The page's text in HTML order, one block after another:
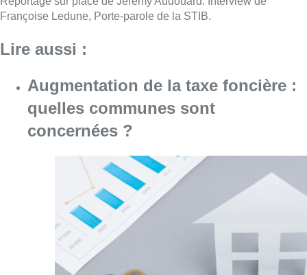
Françoise Ledune, Porte-parole de la STIB.
Lire aussi :
Augmentation de la taxe foncière :
quelles communes sont
concernées ?